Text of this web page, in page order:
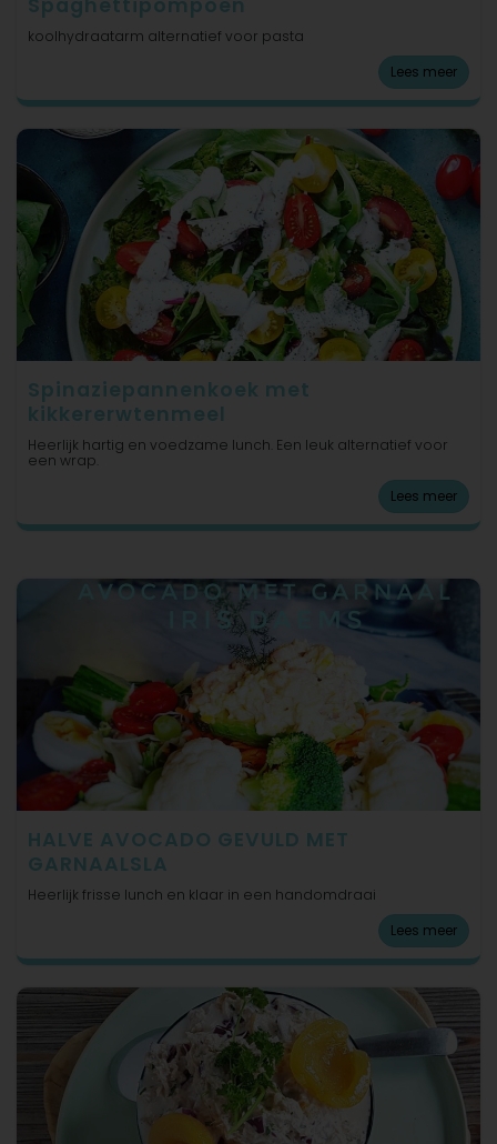
koolhydraatarm alternatief voor pasta
Lees meer
Spinaziepannenkoek met
kikkererwtenmeel
Heerlijk hartig en voedzame lunch. Een leuk alternatief voor
een wrap.
Lees meer
HALVE AVOCADO GEVULD MET
GARNAALSLA
Heerlijk frisse lunch en klaar in een handomdraai
Lees meer